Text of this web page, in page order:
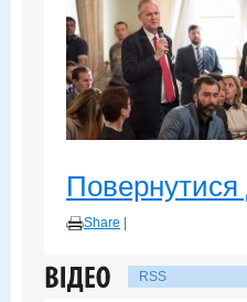
Повернутися
Share
RSS